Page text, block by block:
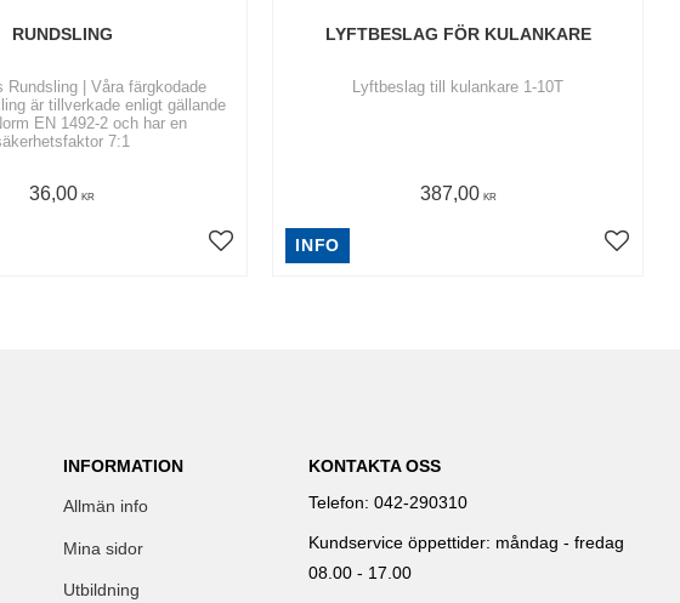
RUNDSLING
Rundsling | Våra färgkodade
är tillverkade enligt gällande
EN 1492-2 och har en
7:1
36,00 KR
LYFTBESLAG FÖR KULANKARE
Lyftbeslag till kulankare 1-10T
387,00 KR
INFO
INFORMATION
Allmän info
Mina sidor
Utbildning
KONTAKTA OSS
Telefon: 042-290310
Kundservice öppettider: måndag - fredag
08.00 - 17.00